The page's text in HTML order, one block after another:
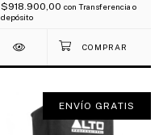
$918.900,00 con Transferencia o
depósito
ENVÍO GRATIS